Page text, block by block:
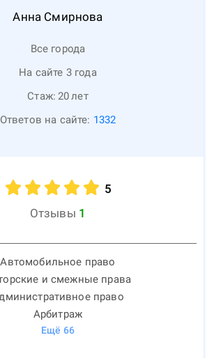
Анна Смирнова
Все города
На сайте 3 года
Стаж: 20лет
Ответов на сайте: 1332
5
Отзывы 1
Автомобильное право
и смежные права
право
Арбитраж
Ещё 66